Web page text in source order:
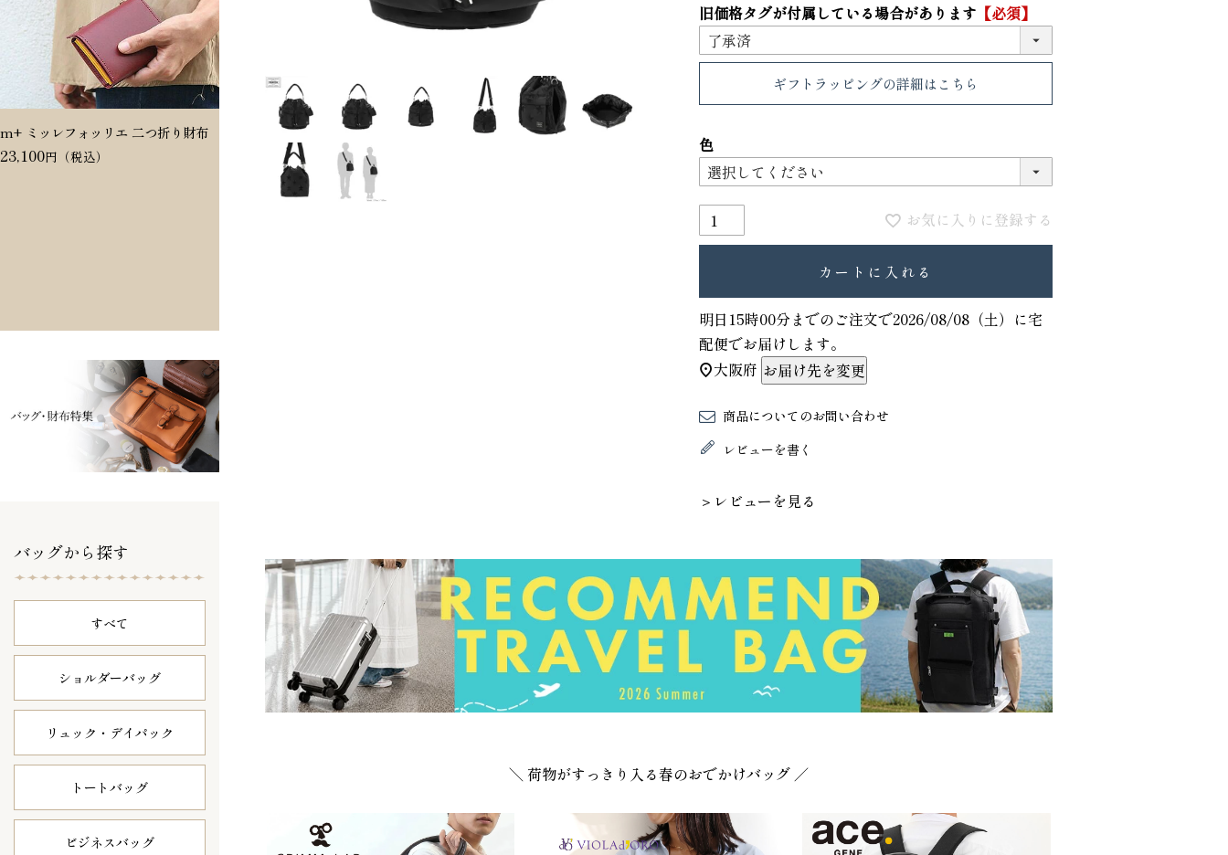
m+ ミッレフォッリエ 二つ折り財布
23,100
Dakota ヴィタミーナ 二つ折り財布
PORTER ポーター ウィロー ウエス
GRIMM LAB アルファベット スエ
ード巾着
8,800
トバッグ
バッグから探す
すべて
ショルダーバッグ
リュック・ デイパック
トートバッグ
ビジネスバッグ
旧価格タグが付属している場合があります 【必須】
ギフトラッピングの詳細はこちら
色
お気に入りに登録する
カートに入れる
明日 15時00分までのご注文で2026/08/08（土） に宅
配便でお届けします。
大阪府 お届け先を変更
商品についてのお問い合わせ
レビューを書く
＞レビューを見る
＼ 荷物がすっきり入る春のおでかけバッグ ／